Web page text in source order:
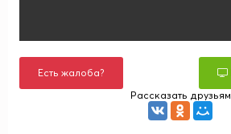
Есть жалоба?
Рассказать друзьям